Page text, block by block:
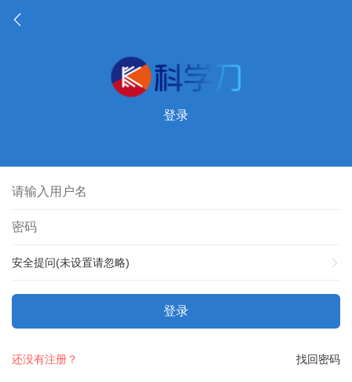
登录
安全提问(未设置请忽略)
登录
找回密码
还没有注册？